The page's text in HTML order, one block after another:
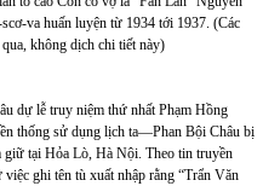
va huấn luyện từ 1934 tới 1937. (Các
không dịch chi tiết này)
dự lễ truy niệm thứ nhất Phạm Hồng
thống sử dụng lịch ta—Phan Bội Châu bị
tại Hỏa Lò, Hà Nội. Theo tin truyền
ghi tên tù xuất nhập rằng “Trẩn Văn